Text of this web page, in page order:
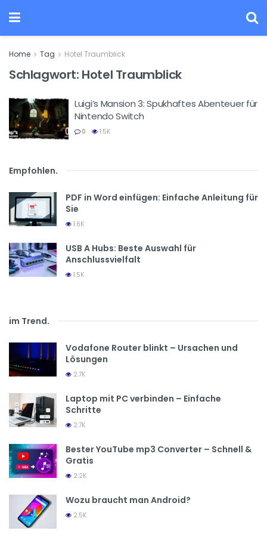
Home Tag Hotel Traumblick
Schlagwort: Hotel Traumblick
Luigi’s Mansion 3: Spukhaftes Abenteuer für
Nintendo Switch
0 1.5K
Empfohlen.
PDF in Word einfügen: Einfache Anleitung für
Sie
1.6K
USB A Hubs: Beste Auswahl für
Anschlussvielfalt
1.5K
im Trend.
Vodafone Router blinkt – Ursachen und
Lösungen
2.7K
Laptop mit PC verbinden – Einfache
Schritte
2.7K
Bester YouTube mp3 Converter – Schnell &
Gratis
2.2K
Wozu braucht man Android?
2.5K